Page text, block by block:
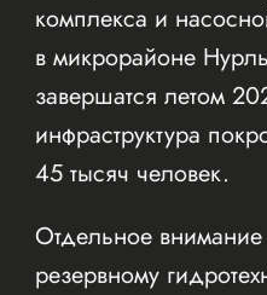
комплекса и
в микрорайоне
завершатся летом
инфраструктура
45 тысяч человек.
Отдельное
резервному